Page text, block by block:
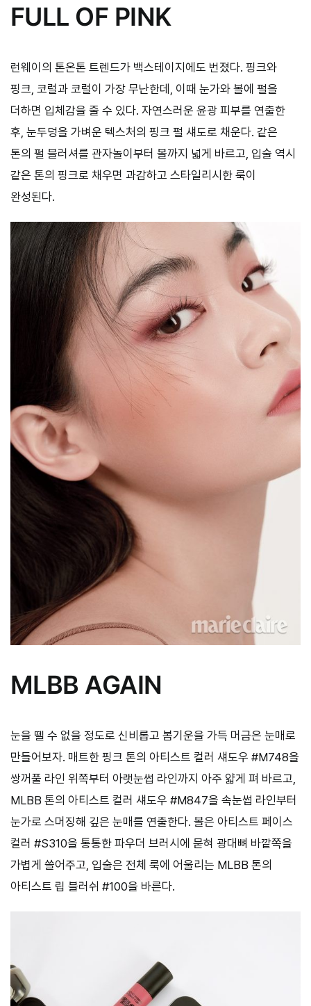
FULL OF PINK
런웨이의 톤온톤 트렌드가 백스테이지에도 번졌다. 핑크와
핑크, 코럴과 코럴이 가장 무난한데, 이때 눈가와 볼에 펄을
더하면 입체감을 줄 수 있다. 자연스러운 윤광 피부를 연출한
후, 눈두덩을 가벼운 텍스처의 핑크 펄 섀도로 채운다. 같은
톤의 펄 블러셔를 관자놀이부터 볼까지 넓게 바르고, 입술 역시
같은 톤의 핑크로 채우면 과감하고 스타일리시한 룩이
완성된다.
MLBB AGAIN
눈을 뗄 수 없을 정도로 신비롭고 봄기운을 가득 머금은 눈매로
만들어보자. 매트한 핑크 톤의 아티스트 컬러 섀도우 #M748을
쌍꺼풀 라인 위쪽부터 아랫눈썹 라인까지 아주 얇게 펴 바르고,
MLBB 톤의 아티스트 컬러 섀도우 #M847을 속눈썹 라인부터
눈가로 스머징해 깊은 눈매를 연출한다. 볼은 아티스트 페이스
컬러 #S310을 통통한 파우더 브러시에 묻혀 광대뼈 바깥쪽을
가볍게 쓸어주고, 입술은 전체 룩에 어울리는 MLBB 톤의
아티스트 립 블러쉬 #100을 바른다.